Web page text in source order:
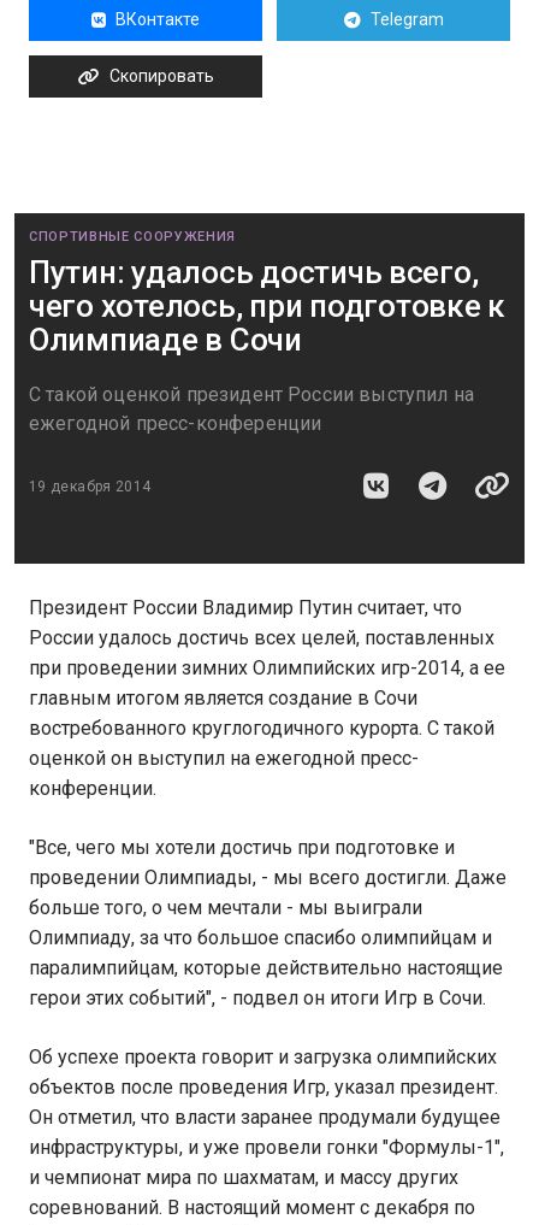
ВКонтакте Telegram
Скопировать
СПОРТИВНЫЕ СООРУЖЕНИЯ
Путин: удалось достичь всего,
чего хотелось, при подготовке к
Олимпиаде в Сочи
С такой оценкой президент России выступил на
ежегодной пресс-конференции
19 декабря 2014
Президент России Владимир Путин считает, что
России удалось достичь всех целей, поставленных
при проведении зимних Олимпийских игр-2014, а ее
главным итогом является создание в Сочи
востребованного круглогодичного курорта. С такой
оценкой он выступил на ежегодной пресс-
конференции.
"Все, чего мы хотели достичь при подготовке и
проведении Олимпиады, - мы всего достигли. Даже
больше того, о чем мечтали - мы выиграли
Олимпиаду, за что большое спасибо олимпийцам и
паралимпийцам, которые действительно настоящие
герои этих событий", - подвел он итоги Игр в Сочи.
Об успехе проекта говорит и загрузка олимпийских
объектов после проведения Игр, указал президент.
Он отметил, что власти заранее продумали будущее
инфраструктуры, и уже провели гонки "Формулы-1",
и чемпионат мира по шахматам, и массу других
соревнований. В настоящий момент с декабря по